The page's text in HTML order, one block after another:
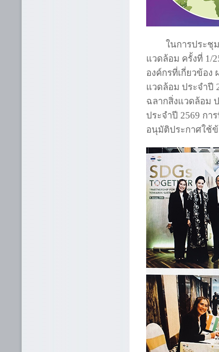
ในการประชุมค
แวดล้อม ครั้งที่ 1/
องค์กรที่เกี่ยวข้อง
แวดล้อม ประจำปี
ฉลากสิ่งแวดล้อม
ประจำปี 2569 กา
อนุมัติประกาศใช้